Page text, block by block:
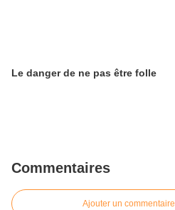
Le danger de ne pas être folle
Commentaires
Ajouter un commentaire